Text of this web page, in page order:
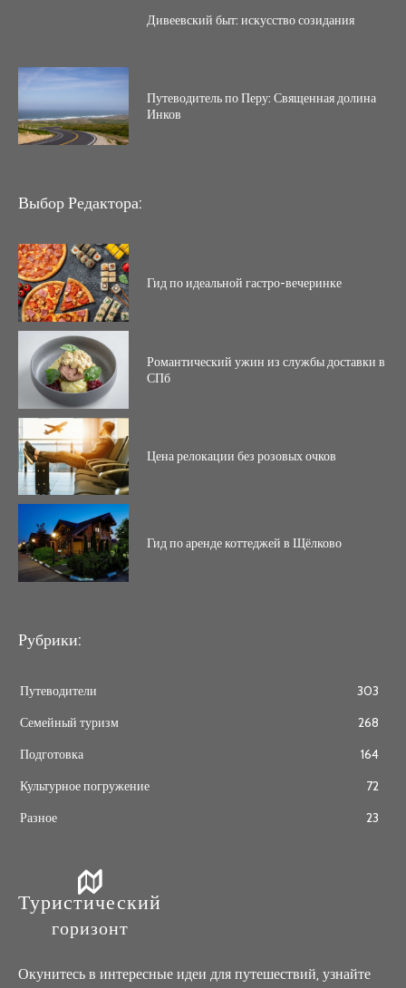
Дивеевский быт: искусство созидания
Путеводитель по Перу: Священная долина
Инков
Выбор Редактора:
Гид по идеальной гастро-вечеринке
Романтический ужин из службы доставки в
СПб
Цена релокации без розовых очков
Гид по аренде коттеджей в Щёлково
Рубрики:
Путеводители
303
Семейный туризм
268
Подготовка
164
Культурное погружение
72
Разное
23
Туристический
горизонт
Окунитесь в интересные идеи для путешествий, узнайте